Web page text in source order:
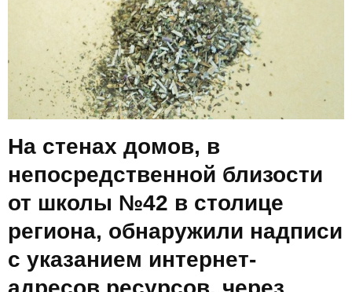
На стенах домов, в
непосредственной близости
от школы №42 в столице
региона, обнаружили надписи
с указанием интернет-